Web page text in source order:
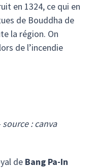
en 1324, ce qui en
de Bouddha de
la région. On
de l’incendie
: canva
de Bang Pa-In